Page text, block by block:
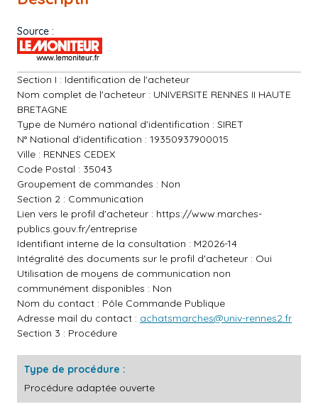
Source :
Section I : Identification de l'acheteur
Nom complet de l'acheteur : UNIVERSITE RENNES II HAUTE
BRETAGNE
Type de Numéro national d'identification : SIRET
N° National d'identification : 19350937900015
Ville : RENNES CEDEX
Code Postal : 35043
Groupement de commandes : Non
Section 2 : Communication
Lien vers le profil d'acheteur : https://www.marches-
publics.gouv.fr/entreprise
Identifiant interne de la consultation : M2026-14
Intégralité des documents sur le profil d'acheteur : Oui
Utilisation de moyens de communication non
communément disponibles : Non
Nom du contact : Pôle Commande Publique
Adresse mail du contact : achatsmarches@univ-rennes2.fr
Section 3 : Procédure
Type de procédure :
Procédure adaptée ouverte